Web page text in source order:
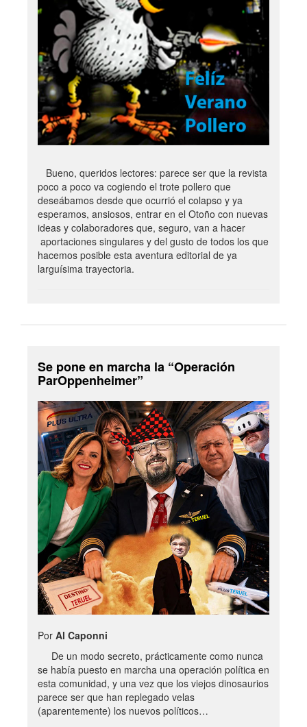
Bueno, queridos lectores: parece ser que la revista
poco a poco va cogiendo el trote pollero que
deseábamos desde que ocurrió el colapso y ya
esperamos, ansiosos, entrar en el Otoño con nuevas
ideas y colaboradores que, seguro, van a hacer
aportaciones singulares y del gusto de todos los que
hacemos posible esta aventura editorial de ya
larguísima trayectoria.
Se pone en marcha la “Operación
ParOppenheimer”
Por Al Caponni
De un modo secreto, prácticamente como nunca
se había puesto en marcha una operación política en
esta comunidad, y una vez que los viejos dinosaurios
parece ser que han replegado velas
(aparentemente) los nuevos políticos…